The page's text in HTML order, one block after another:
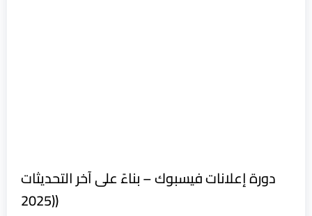
دورة إعلانات فيسبوك – بناءً على آخر التحديثات
(2025)